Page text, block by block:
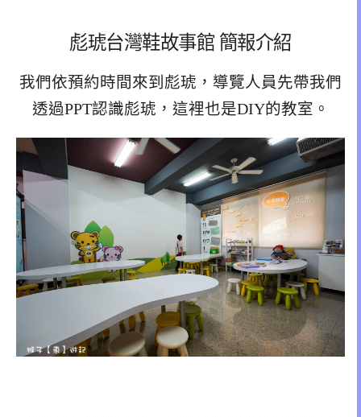
彪琥台灣鞋故事館 簡報介紹
我們依預約時間來到彪琥，導覽人員先帶我們
透過PPT認識彪琥，這裡也是DIY的教室。